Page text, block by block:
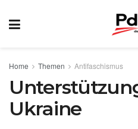
Home Themen Antifaschismus
Ukraine